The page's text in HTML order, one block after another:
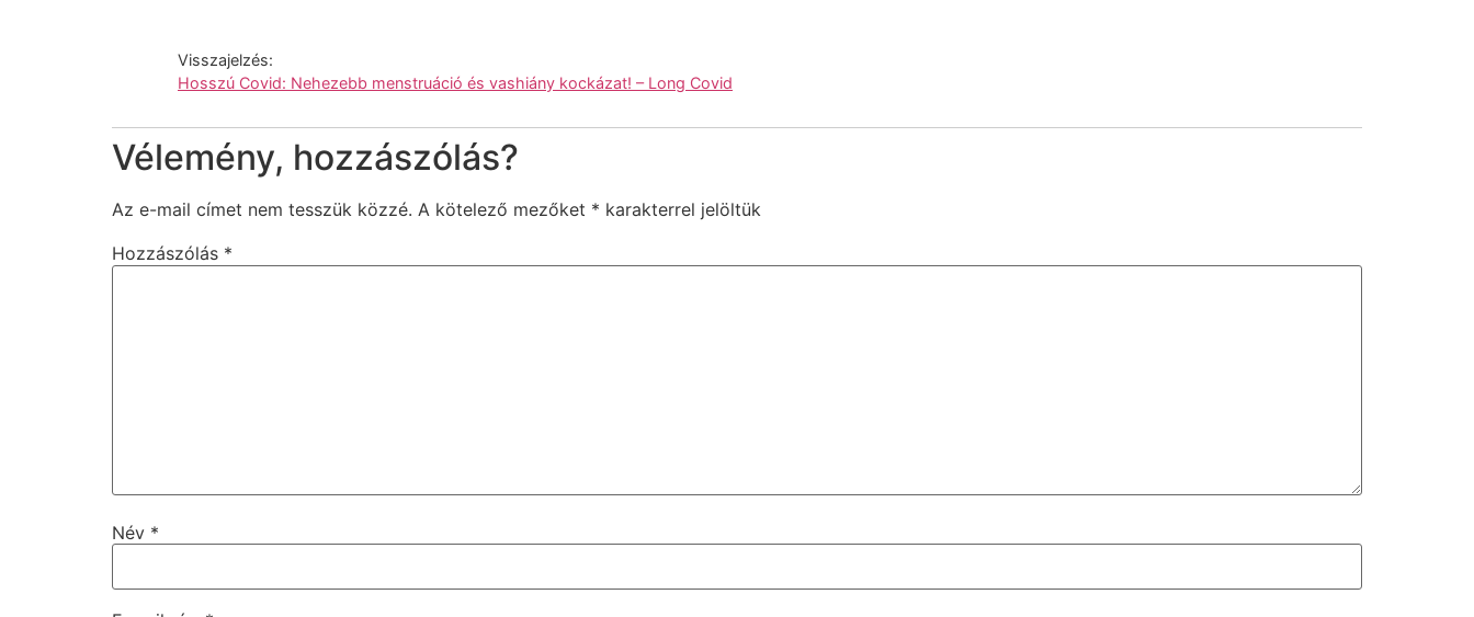
Visszajelzés:
Hosszú Covid: Nehezebb menstruáció és vashiány kockázat! – Long Covid
Vélemény, hozzászólás?
Az e-mail címet nem tesszük közzé. A kötelező mezőket * karakterrel jelöltük
Hozzászólás *
Név *